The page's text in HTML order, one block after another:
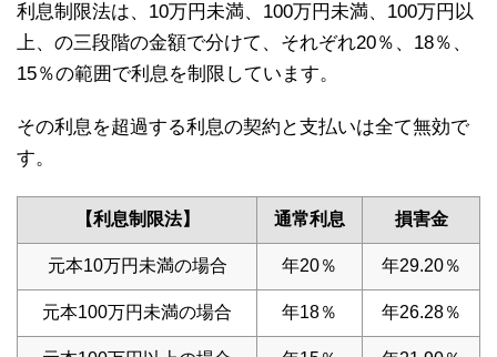
利息制限法は、10万円未満、100万円未満、100万円以
上、の三段階の金額で分けて、それぞれ20％、18％、
15％の範囲で利息を制限しています。
その利息を超過する利息の契約と支払いは全て無効で
す。
【利息制限法】 通常利息 損害金
元本10万円未満の場合 年20％ 年29.20％
元本100万円未満の場合 年18％ 年26.28％